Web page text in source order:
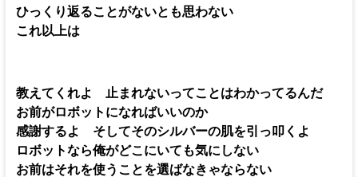
ひっくり返ることがないとも思わない
これ以上は
教えてくれよ 止まれないってことはわかってるんだ
お前がロボットになればいいのか
感謝するよ そしてそのシルバーの肌を引っ叩くよ
ロボットなら俺がどこにいても気にしない
お前はそれを使うことを選ばなきゃならない